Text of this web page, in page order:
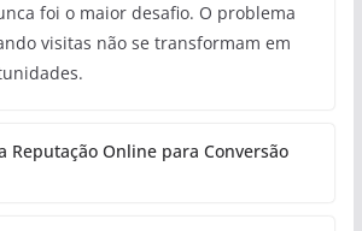
foi o maior desafio. O problema
visitas não se transformam em
Reputação Online para Conversão